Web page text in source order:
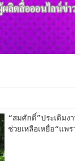
“สมศักดิ์”ประเดิมง
ช่วยเหลือเหยื่อ“แพ